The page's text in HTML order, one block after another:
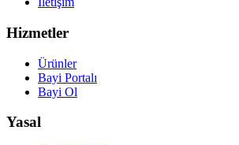
Hizmetler
Ürünler
Bayi Portalı
Bayi Ol
Yasal